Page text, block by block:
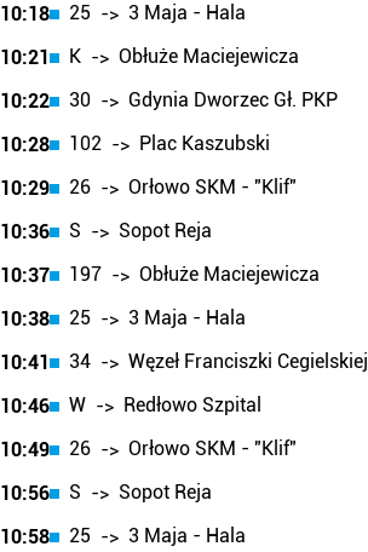
10:18
25 -> 3 Maja - Hala
10:21
K -> Obłuże Maciejewicza
10:22
30 -> Gdynia Dworzec Gł. PKP
10:28
102 -> Plac Kaszubski
10:29
26 -> Orłowo SKM - "Klif"
10:36
S -> Sopot Reja
10:37
197 -> Obłuże Maciejewicza
10:38
25 -> 3 Maja - Hala
10:41
34 -> Węzeł Franciszki Cegielskiej
10:46
W -> Redłowo Szpital
10:49
26 -> Orłowo SKM - "Klif"
10:56
S -> Sopot Reja
10:58
25 -> 3 Maja - Hala